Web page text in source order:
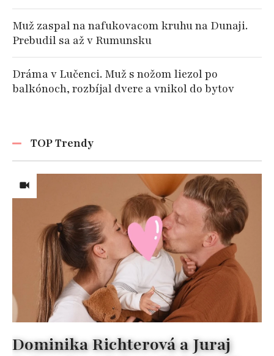
Muž zaspal na nafukovacom kruhu na Dunaji.
Prebudil sa až v Rumunsku
Dráma v Lučenci. Muž s nožom liezol po
balkónoch, rozbíjal dvere a vnikol do bytov
TOP Trendy
Dominika Richterová a Juraj